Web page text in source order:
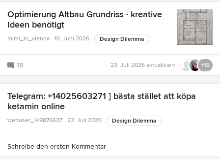
Optimierung Altbau Grundriss - kreative
Ideen benötigt
mimi_in_vienna 16. Juni 2026 Design Dilemma
18 23. Juli 2026 aktualisiert +16
Telegram: +14025603271 ] bästa stället att köpa
ketamin online
webuser_149876627 22. Juli 2026 Design Dilemma
Schreibe den ersten Kommentar